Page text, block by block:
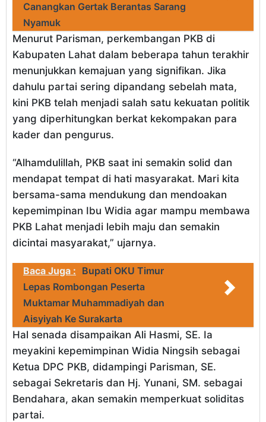
Canangkan Gertak Berantas Sarang
Nyamuk
Menurut Parisman, perkembangan PKB di
Kabupaten Lahat dalam beberapa tahun terakhir
menunjukkan kemajuan yang signifikan. Jika
dahulu partai sering dipandang sebelah mata,
kini PKB telah menjadi salah satu kekuatan politik
yang diperhitungkan berkat kekompakan para
kader dan pengurus.
“Alhamdulillah, PKB saat ini semakin solid dan
mendapat tempat di hati masyarakat. Mari kita
bersama-sama mendukung dan mendoakan
kepemimpinan Ibu Widia agar mampu membawa
PKB Lahat menjadi lebih maju dan semakin
dicintai masyarakat,” ujarnya.
Baca Juga : Bupati OKU Timur
Lepas Rombongan Peserta
Muktamar Muhammadiyah dan
Aisyiyah Ke Surakarta
Hal senada disampaikan Ali Hasmi, SE. Ia
meyakini kepemimpinan Widia Ningsih sebagai
Ketua DPC PKB, didampingi Parisman, SE.
sebagai Sekretaris dan Hj. Yunani, SM. sebagai
Bendahara, akan semakin memperkuat soliditas
partai.